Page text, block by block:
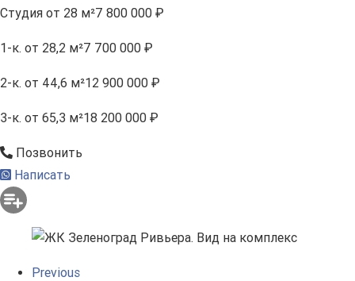
Студия от 28 м²7 800 000 ₽
1-к. от 28,2 м²7 700 000 ₽
2-к. от 44,6 м²12 900 000 ₽
3-к. от 65,3 м²18 200 000 ₽
Позвонить
Написать
Previous